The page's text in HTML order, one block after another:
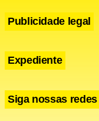
Publicidade legal
Expediente
Siga nossas redes